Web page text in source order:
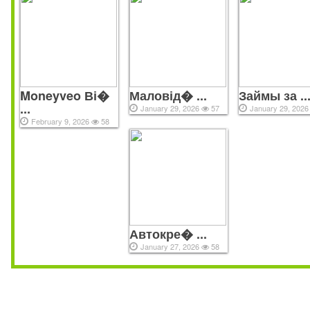
расчета сумма займа и процент за период пользования.
клиентов предусмотрен единый формат договора и
процента за пользование денег микрокредитной организации.
Moneyveo Ві�
...
February 9, 2026 58
Маловід� ...
January 29, 2026 57
Займы за
January 29,
Автокре� ...
January 27, 2026 58